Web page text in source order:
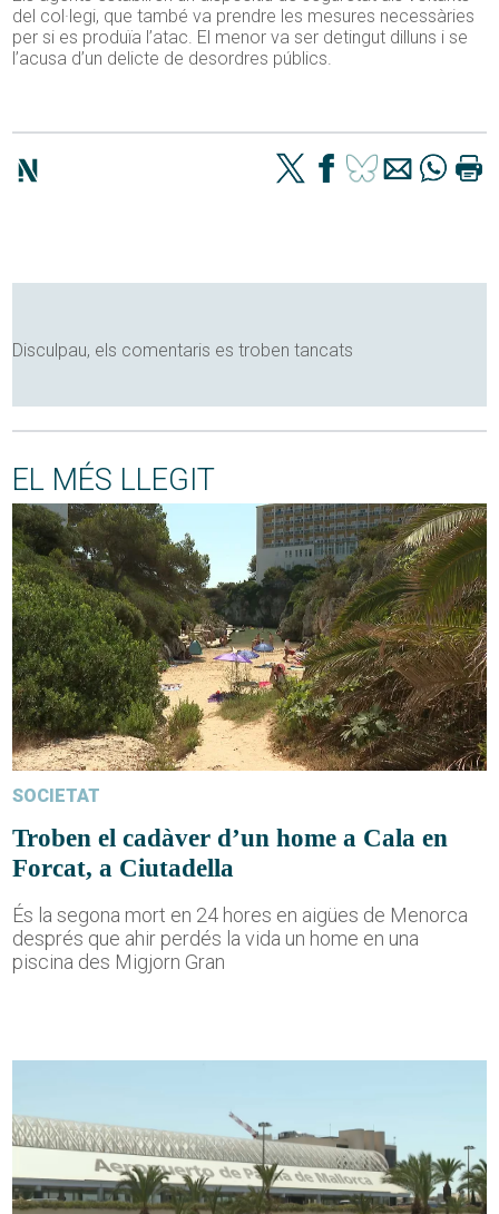
del col·legi, que també va prendre les mesures necessàries
per si es produïa l’atac. El menor va ser detingut dilluns i se
l’acusa d’un delicte de desordres públics.
Disculpau, els comentaris es troben tancats
EL MÉS LLEGIT
SOCIETAT
Troben el cadàver d’un home a Cala en
Forcat, a Ciutadella
És la segona mort en 24 hores en aigües de Menorca
després que ahir perdés la vida un home en una
piscina des Migjorn Gran